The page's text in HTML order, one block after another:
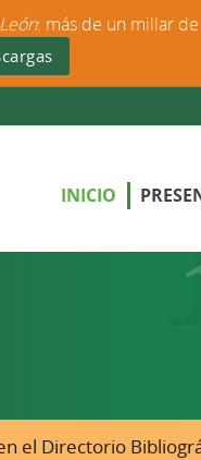
INICIO
el Directorio
: más de un millar